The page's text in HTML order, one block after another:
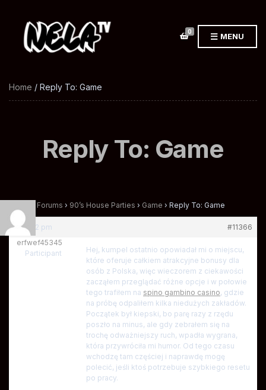
0 MENU
Home / Reply To: Game
Reply To: Game
Forums › 90’s House Parties › Game › Reply To: Game
at 12:52 pm
#11366
erfwef45345
Participant
Hej, kumpel ostatnio opowiadał mi o miejscu,
które oferuje całkiem atrakcyjne bonusy dla
osób z Polska, więc wieczorem z ciekawości
zacząłem przeglądać różne opcje i w połowie
tego trafiłem na spino gambino casino, gdzie
na próbę odpaliłem kilka niedużych zakładów.
Początek był kiepski, bo parę razy z rzędu
poszło na minus, ale gdy zebrałem się na
trochę odważniejszy ruch, wpadła wygrana,
która przywróciła mi humor. Od tego czasu
wchodzę tam częściej i naprawdę mogę
polecić, jeśli ktoś potrzebuje szybkiego resetu
po pracy.